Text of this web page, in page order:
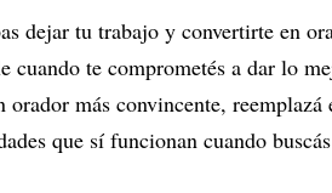
dejar tu trabajo y convertirte en
cuando te comprometés a dar lo
orador más convincente,
que sí funcionan cuando